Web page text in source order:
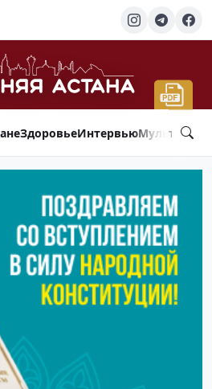
ЗдоровьеИнтервью